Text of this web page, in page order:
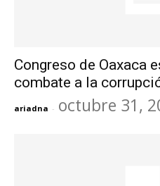
Congreso de Oaxaca
combate a la
ariadna - octubre 31,